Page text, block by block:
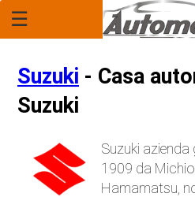
Home Page
Rubrica: "Il Legale"
Mercato
☰
Suzuki - Casa
Suzuki
Suzuki
1909 da
Hamamatsu,